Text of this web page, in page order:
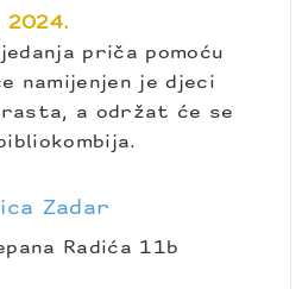
2024.
priča pomoću
namijenjen je djeci
a održat će se
Zadar
Radića 11b